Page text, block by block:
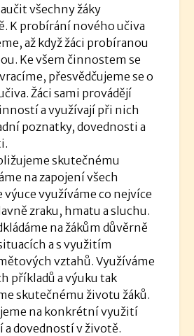
všechny žáky
K probírání nového učiva
až když žáci probíranou
Ke všem činnostem se
přesvědčujeme se o
Žáci sami provádějí
a využívají při nich
poznatky, dovednosti a
skutečnému
na zapojení všech
výuce využíváme co nejvíce
zraku, hmatu a sluchu.
na žákům důvěrně
a s využitím
vztahů. Využíváme
příkladů a výuku tak
skutečnému životu žáků.
na konkrétní využití
a dovedností v životě.